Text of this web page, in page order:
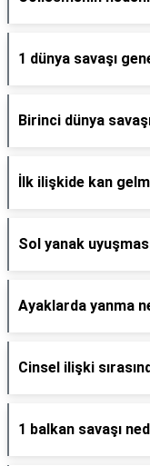
1 dünya savaşı
Birinci dünya
İlk ilişkide kan
Sol yanak
Ayaklarda yanma
Cinsel ilişki
1 balkan savaşı